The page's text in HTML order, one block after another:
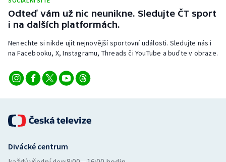
Odteď vám už nic neunikne. Sledujte ČT sport
i na dalších platformách.
Nenechte si nikde ujít nejnovější sportovní události. Sledujte nás i
na Facebooku, X, Instagramu, Threads či YouTube a buďte v obraze.
Divácké centrum